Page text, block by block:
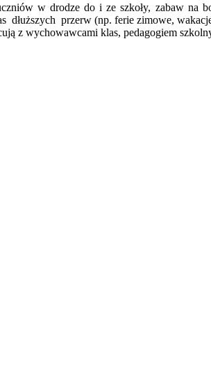
w drodze do i ze szkoły, zabaw na
dłuższych przerw (np. ferie zimowe,
z wychowawcami klas, pedagogiem